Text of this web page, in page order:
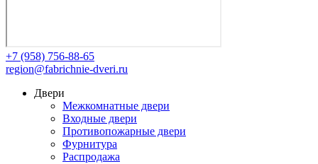
+7 (958) 756-88-65
region@fabrichnie-dveri.ru
Двери
Межкомнатные двери
Входные двери
Противопожарные двери
Фурнитура
Распродажа